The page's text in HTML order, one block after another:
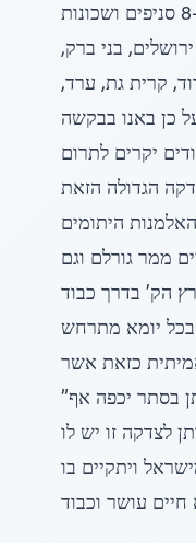
וסלטים לאלפי עניי עירנו ב-8 סניפים ושכונות
בני ברק,
קרית גת, ערד,
כן באנו בבקשה
יקרים לתרום
הגדולה הזאת
היתומים
ממר גורלם וגם
הק’ בדרך כבוד
יומא מתרחש
כזאת אשר
בסתר יכפה אף”
לצדקה זו יש לו
ויתקיים בו